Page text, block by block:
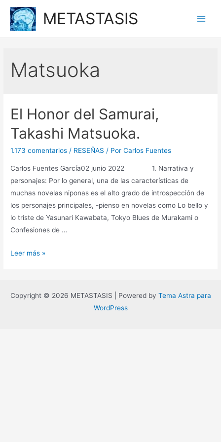
contenido
METASTASIS
Matsuoka
El Honor del Samurai,
Takashi Matsuoka.
1.173 comentarios / RESEÑAS / PorCarlos Fuentes
Carlos Fuentes García02 junio 2022 1. Narrativa y
personajes: Por lo general, una de las características de
muchas novelas niponas es el alto grado de introspección de
los personajes principales, -pienso en novelas como Lo bello y
lo triste de Yasunari Kawabata, Tokyo Blues de Murakami o
Confesiones de …
El
Takashi
Leer más »
Copyright © 2026 METASTASIS | Powered by Tema Astra para
WordPress